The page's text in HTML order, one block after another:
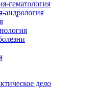
гематология
андрология
дело